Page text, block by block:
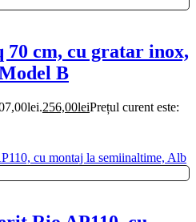
70 cm, cu gratar inox,
B
256,00leiPrețul curent este: